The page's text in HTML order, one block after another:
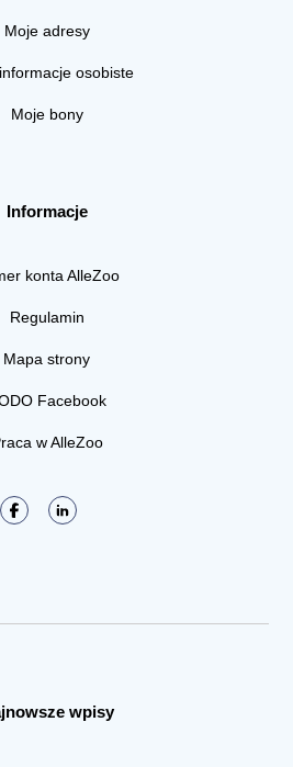
Moje adresy
osobiste
Moje bony
Informacje
konta AlleZoo
Regulamin
Mapa strony
Facebook
w AlleZoo
wpisy